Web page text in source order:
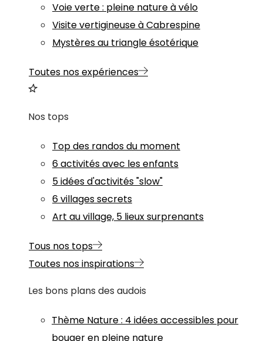
Voie verte : pleine nature à vélo
Visite vertigineuse à Cabrespine
Mystères au triangle ésotérique
Toutes nos expériences
Nos tops
Top des randos du moment
6 activités avec les enfants
5 idées d'activités "slow"
6 villages secrets
Art au village, 5 lieux surprenants
Tous nos tops
Toutes nos inspirations
Les bons plans des audois
Thème Nature: 4 idées accessibles pour
bouger en pleine nature